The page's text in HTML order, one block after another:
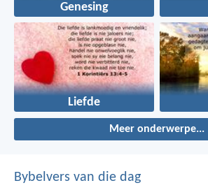
Genesing
Liefde
Meer onderwerpe...
Bybelvers van die dag